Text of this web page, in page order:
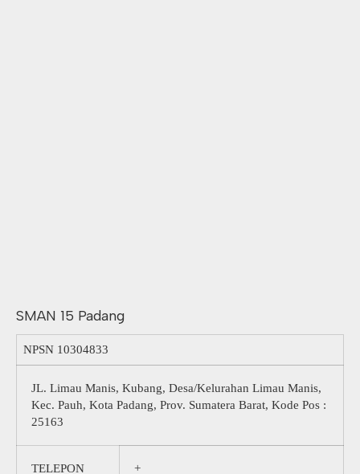
SMAN 15 Padang
NPSN 10304833
JL. Limau Manis, Kubang, Desa/Kelurahan Limau Manis,
Kec. Pauh, Kota Padang, Prov. Sumatera Barat, Kode Pos :
25163
TELEPON +